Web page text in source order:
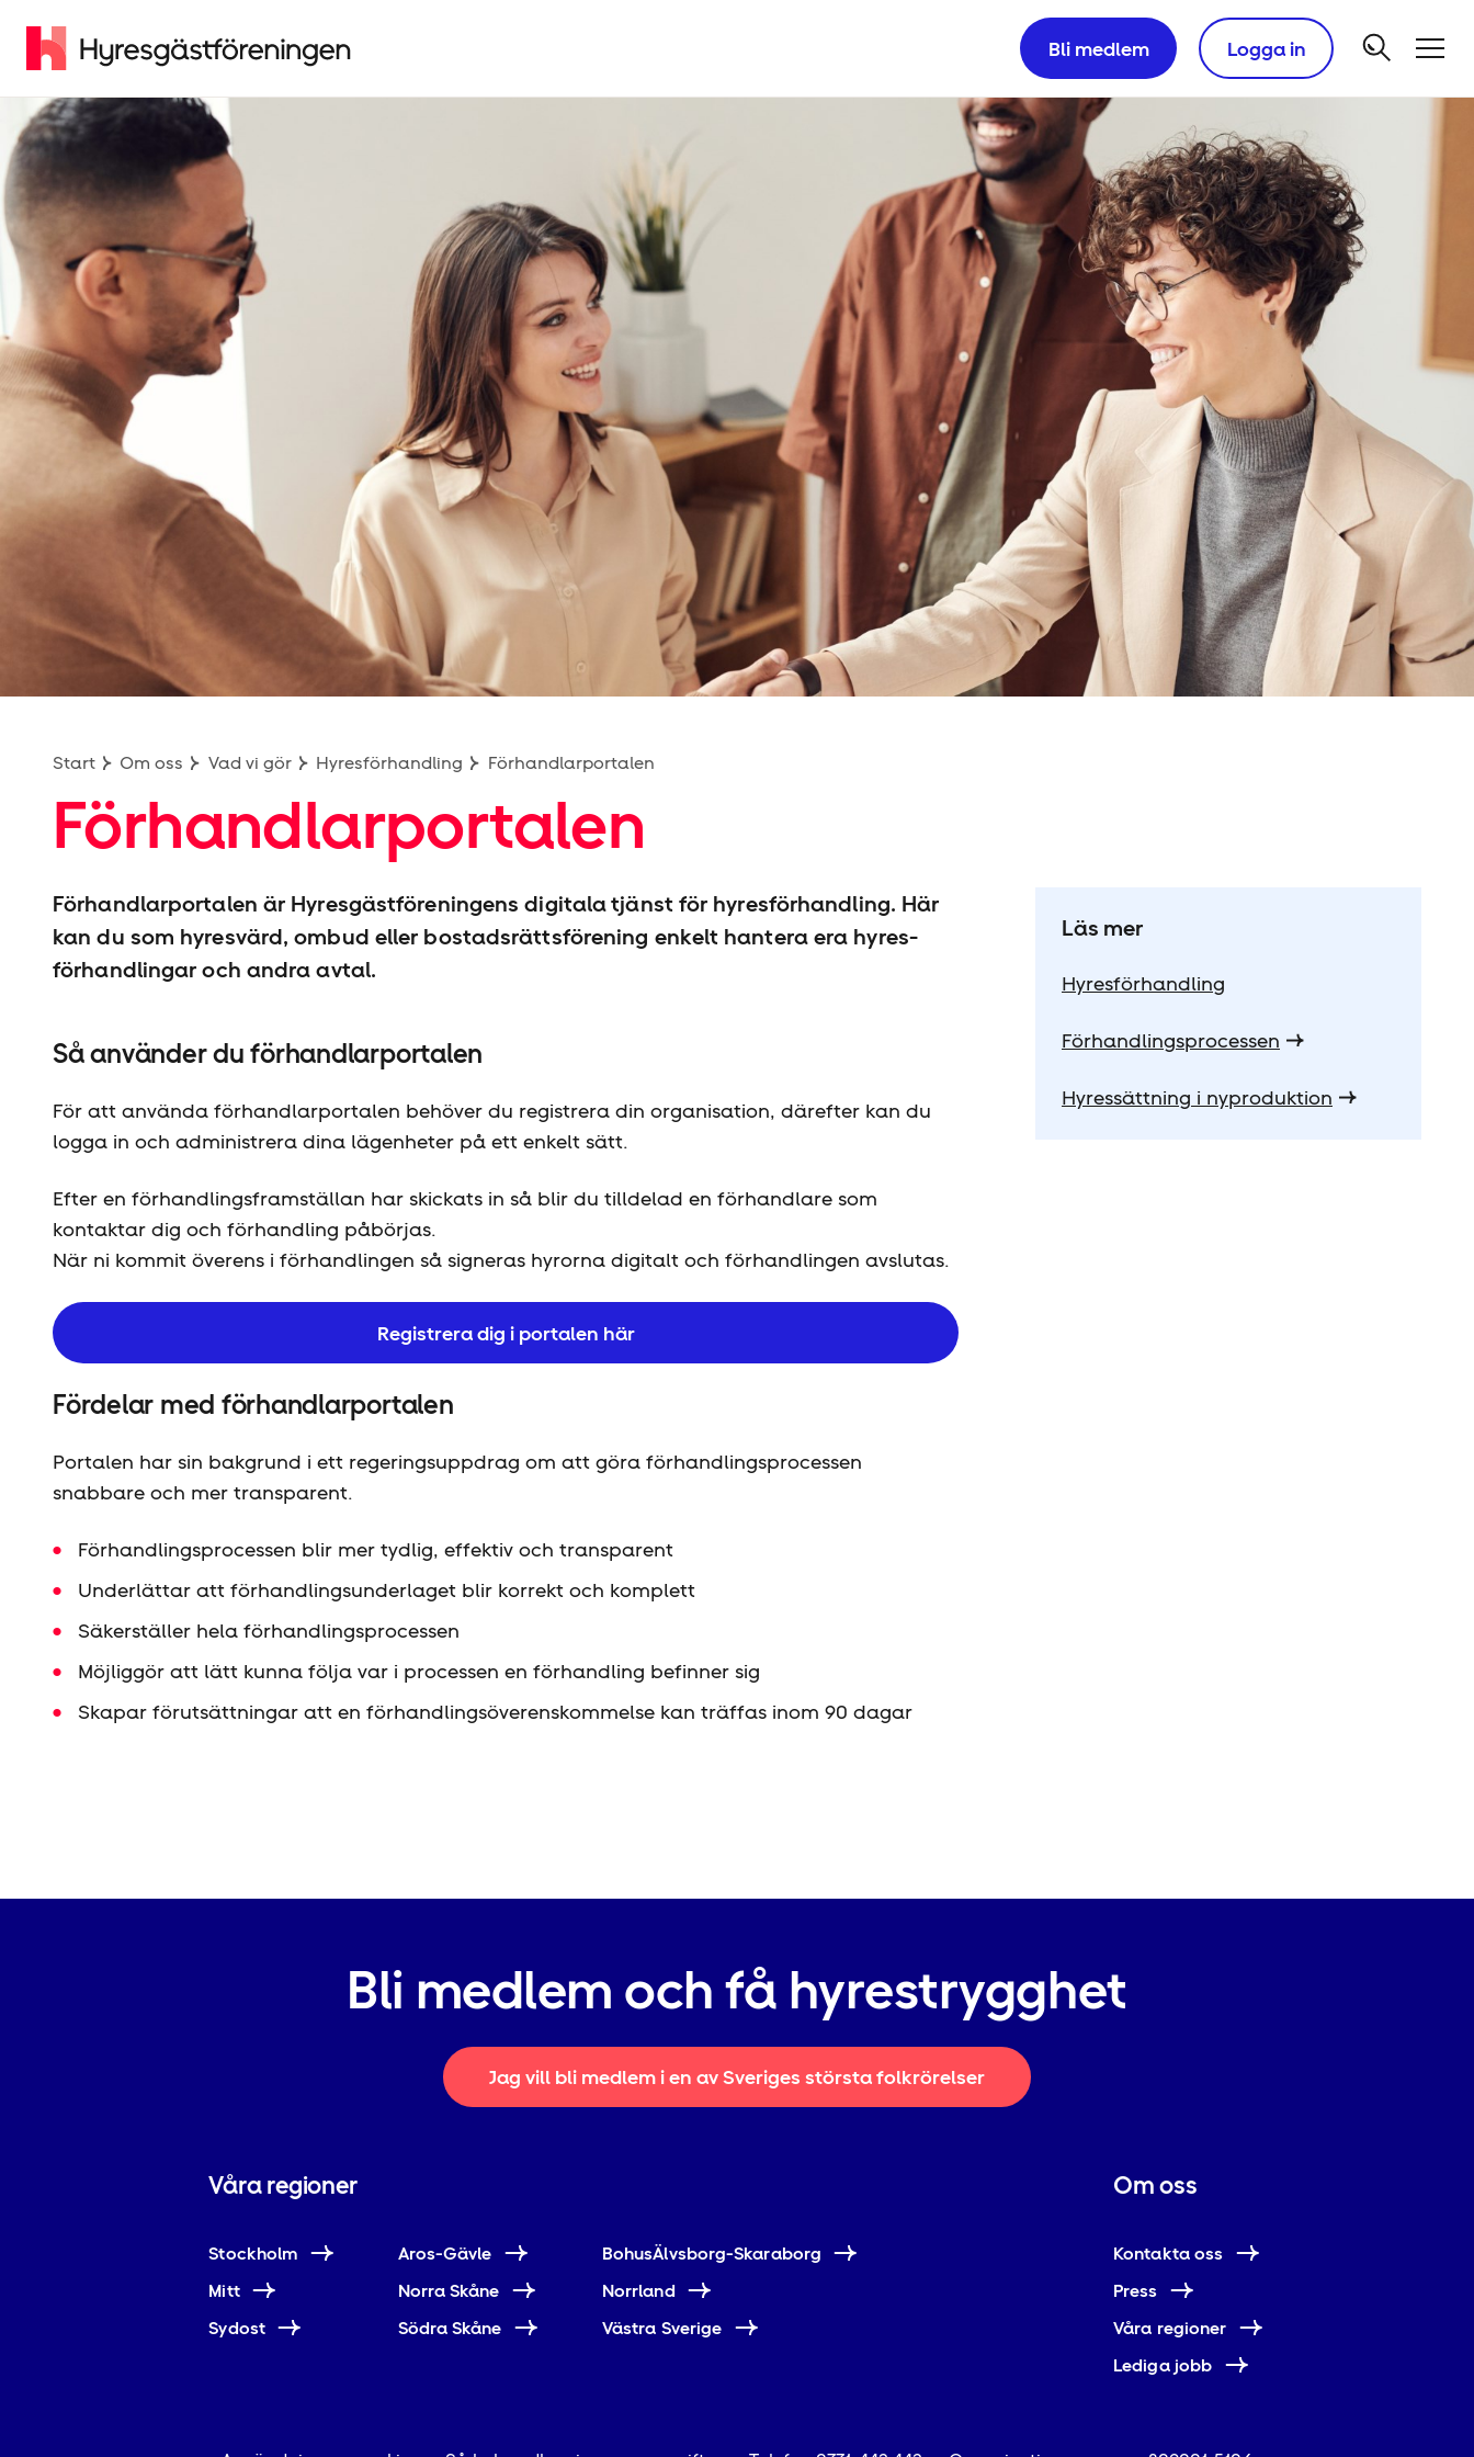
Bli medlem Logga in
Start Om oss Vad vi gör Hyresförhandling Förhandlarportalen
Förhandlarportalen
Förhandlarportalen är Hyresgäst­föreningens digitala tjänst för hyresförhandling. Här
kan du som hyresvärd, ombud eller bostadsrättsförening enkelt hantera era hyres­
förhandlingar och andra avtal.
Så använder du förhandlarportalen
För att använda förhandlarportalen behöver du registrera din organisation, därefter kan du
logga in och administrera dina lägenheter på ett enkelt sätt.
Efter en förhandlingsframställan har skickats in så blir du tilldelad en förhandlare som
kontaktar dig och förhandling påbörjas.
När ni kommit överens i förhandlingen så signeras hyrorna digitalt och förhandlingen avslutas.
Registrera dig i portalen här
Fördelar med förhandlarportalen
Portalen har sin bakgrund i ett regeringsuppdrag om att göra förhandlingsprocessen
snabbare och mer transparent.
Förhandlingsprocessen blir mer tydlig, effektiv och transparent
Underlättar att förhandlingsunderlaget blir korrekt och komplett
Säkerställer hela förhandlingsprocessen
Möjliggör att lätt kunna följa var i processen en förhandling befinner sig
Skapar förutsättningar att en förhandlingsöverenskommelse kan träffas inom 90 dagar
Läs mer
Hyresförhandling
Förhandlingsprocessen
Hyressättning i nyproduktion
Bli medlem och få hyrestrygghet
Jag vill bli medlem i en av Sveriges största folkrörelser
Våra regioner
Stockholm Aros-Gävle
BohusÄlvsborg-Skaraborg
Mitt
Norra Skåne
Norrland
Sydost
Södra Skåne Västra Sverige
Om oss
Kontakta oss
Press
Våra regioner
Lediga jobb